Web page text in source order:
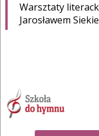
Warsztaty
Jarosławem